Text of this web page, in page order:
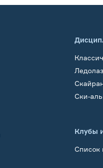
Ски-
Клубы
Список